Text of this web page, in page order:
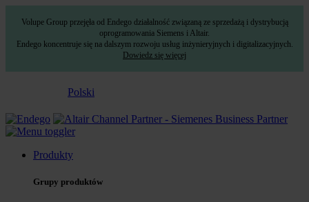
Volupe Group przejęła od Endego działalność związaną ze sprzedażą i dystrybucją
oprogramowania Siemens i Altair.
Endego koncentruje się na dalszym rozwoju usług inżynieryjnych i digitalizacyjnych.
Dowiedz się więcej
Polski
Produkty
Grupy produktów